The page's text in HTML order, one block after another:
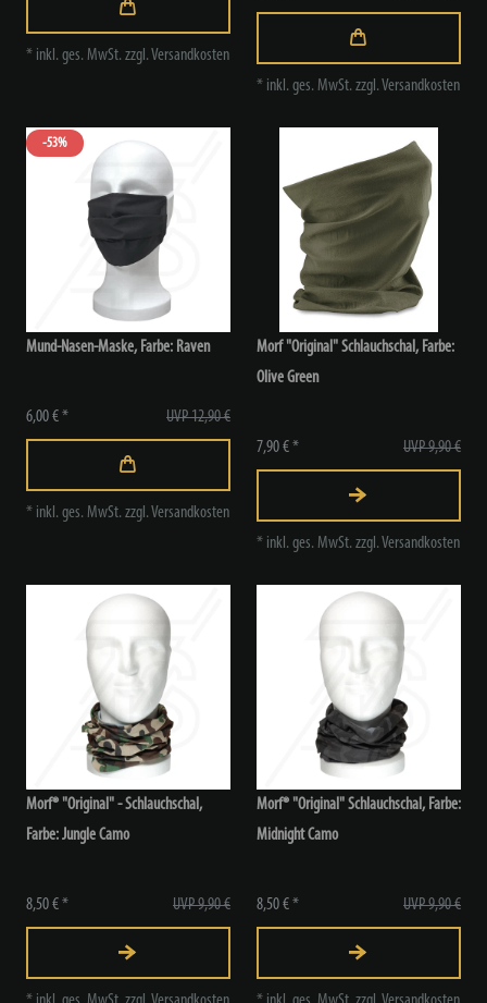
* inkl. ges. MwSt. zzgl.Versandkosten
* inkl. ges. MwSt. zzgl.Versandkosten
-53%
Mund-Nasen-Maske, Farbe: Raven
UVP 12,90 €
6,00 € *
* inkl. ges. MwSt. zzgl.Versandkosten
Morf "Original" Schlauchschal, Farbe:
Olive Green
UVP 9,90 €
7,90 € *
* inkl. ges. MwSt. zzgl.Versandkosten
Morf® "Original" - Schlauchschal ,
Farbe: Jungle Camo
UVP 9,90 €
8,50 € *
Morf® "Original" Schlauchschal , Farbe:
Midnight Camo
UVP 9,90 €
8,50 € *